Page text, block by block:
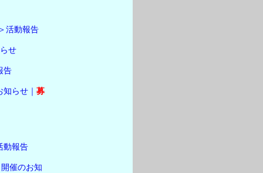
活動報告
せ
告
らせ｜ 募
動報告
催のお知